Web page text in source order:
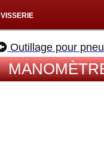
VISSERIE
Outillage pour